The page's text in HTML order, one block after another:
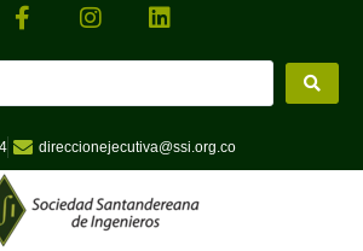
direccionejecutiva@ssi.org.co